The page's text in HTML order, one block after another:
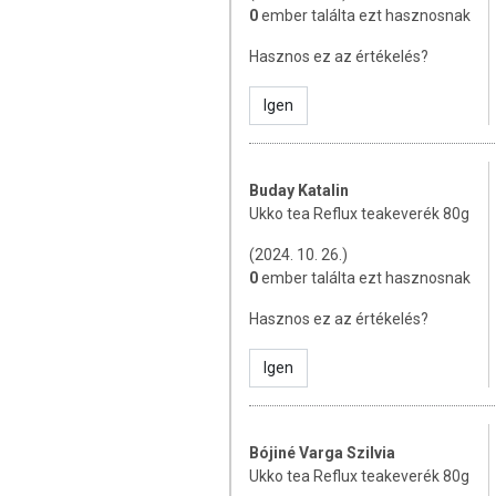
A nyelőcső irritációja,
elhúzódó, gyakran görcsös
kellemetlen savas ízt, rossz
Megteheted hogy nem törődsz a
ellene mielőtt komolyabb problémákat
MIT TEHETSZ A REFLUX
Sokan nem is gondolják, hogy a
kezelni köptetőkkel,
a reflux tüneteit.
A már felismert refluxot,
kezelik. Ezek általában csillapítják a
Ha már utána olvastál kicsit, tudod,
szokások, a mozgásszegény
Valószínűleg találkoztál néhány jó
0ember találta ezt hasznosnak
Hasznos ez az értékelés?
Igen
Buday Katalin
Ukko tea Reflux teakeverék 80g
(2024. 10. 26.)
0ember találta ezt hasznosnak
Hasznos ez az értékelés?
Igen
Bójiné Varga Szilvia
Ukko tea Reflux teakeverék 80g